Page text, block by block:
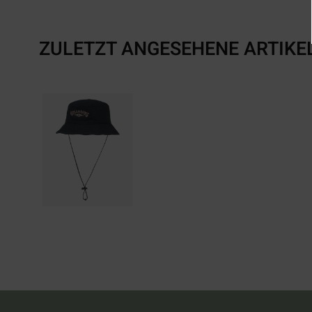
ZULETZT ANGESEHENE